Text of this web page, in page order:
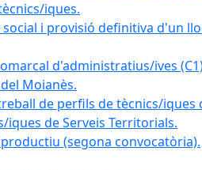
iques.
i provisió definitiva d'un
d'administratius/ives
Moianès.
de perfils de tècnics/iques
de Serveis Territorials.
(segona convocatòria).